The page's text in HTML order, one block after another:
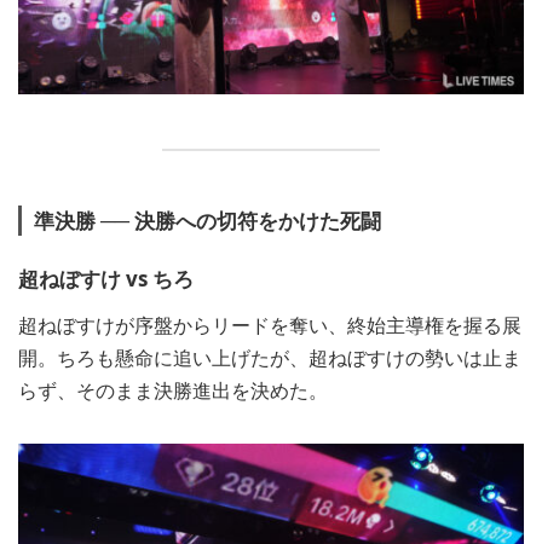
準決勝 ── 決勝への切符をかけた死闘
超ねぼすけ vs ちろ
超ねぼすけが序盤からリードを奪い、終始主導権を握る展
開。ちろも懸命に追い上げたが、超ねぼすけの勢いは止ま
らず、そのまま決勝進出を決めた。